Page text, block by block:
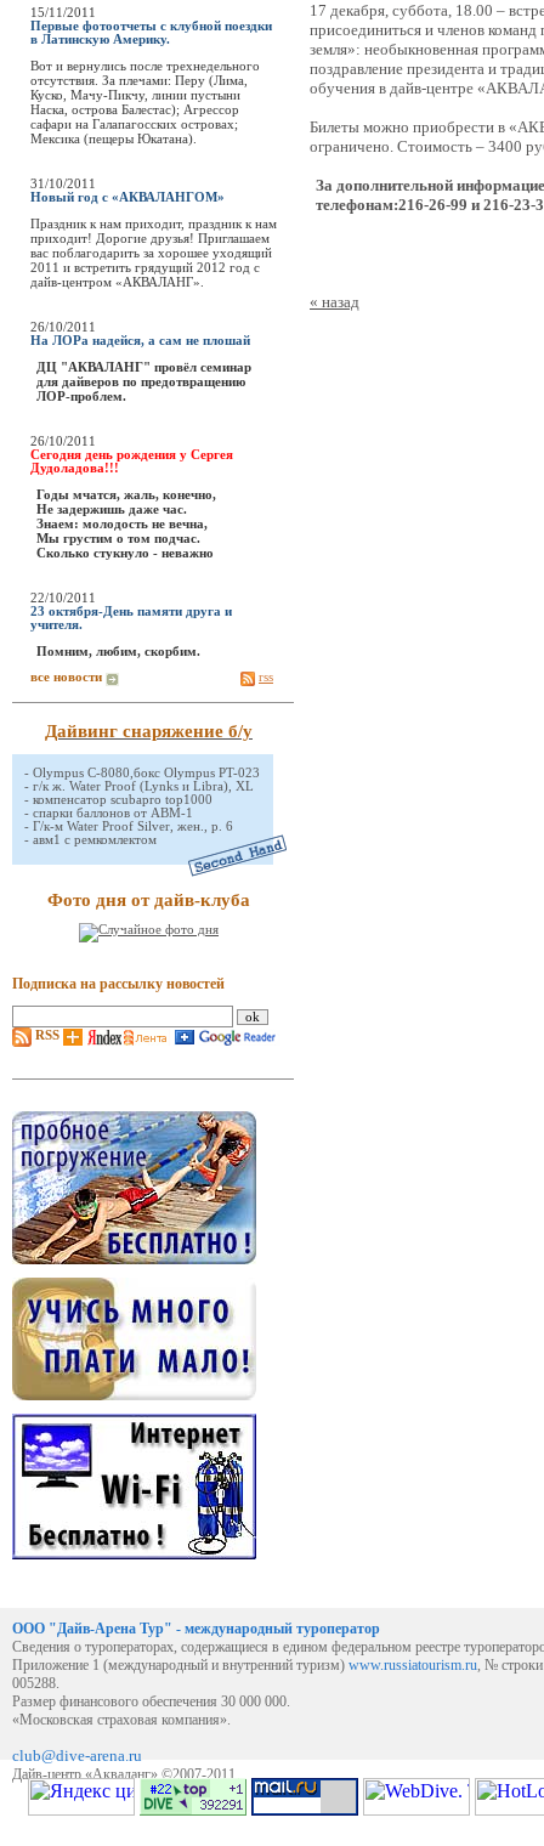
15/11/2011
Первые фотоотчеты с клубной поездки
в Латинскую Америку.
Вот и вернулись после трехнедельного
отсутствия. За плечами: Перу (Лима,
Куско, Мачу-Пикчу, линии пустыни
Наска, острова Балестас); Агрессор
сафари на Галапагосских островах;
Мексика (пещеры Юкатана).
31/10/2011
Новый год с «АКВАЛАНГОМ»
Праздник к нам приходит, праздник к нам
приходит! Дорогие друзья! Приглашаем
вас поблагодарить за хорошее уходящий
2011 и встретить грядущий 2012 год с
дайв-центром «АКВАЛАНГ».
26/10/2011
На ЛОРа надейся, а сам не плошай
ДЦ "АКВАЛАНГ" провёл семинар
для дайверов по предотвращению
ЛОР-проблем.
26/10/2011
Сегодня день рождения у Сергея
Дудоладова!!!
Годы мчатся, жаль, конечно,
Не задержишь даже час.
Знаем: молодость не вечна,
Мы грустим о том подчас.
Сколько стукнуло - неважно
22/10/2011
23 октября-День памяти друга и
учителя.
Помним, любим, скорбим.
все новости rss
Дайвинг снаряжение б/у
- Olympus C-8080,бокс Olympus PT-023
- г/к ж. Water Proof (Lynks и Libra), XL
- компенсатор scubapro top1000
- спарки баллонов от АВМ-1
- Г/к-м Water Proof Silver, жен., р. 6
- авм1 с ремкомлектом
Фото дня от дайв-клуба
Подписка на рассылку новостей
RSS
17 декабря, суббота, 18.00 –
присоединиться и членов
земля»: необыкновенная
поздравление президента и
обучения в дайв-центре
Билеты можно приобрести в
ограничено. Стоимость – 3400
За дополнительной
телефонам:216-26-99 и 216-23-
« назад
ООО "Дайв-Арена Тур" - международный туроператор
Сведения о туроператорах, содержащиеся в едином федеральном реестре
Приложение 1 (международный и внутренний туризм) www.russiatourism.ru, №
005288.
Размер финансового обеспечения 30 000 000.
«Московская страховая компания».
club@dive-arena.ru
Дайв-центр «Акваланг» ©2007-2011